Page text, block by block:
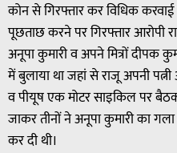
कोन से गिरफ्तार कर विधिक
पूछताछ करने पर गिरफ्तार आरोपी
अनूपा कुमारी व अपने मित्रों दीपक
में बुलाया था जहां से राजू अपनी
व पीयूष एक मोटर साइकिल पर
जाकर तीनों ने अनूपा कुमारी का
कर दी थी।